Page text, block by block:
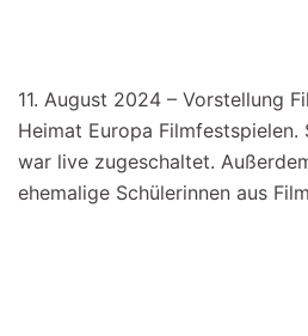
11. August 2024 – Vorstellung
Heimat Europa Filmfestspielen.
war live zugeschaltet.
ehemalige Schülerinnen aus